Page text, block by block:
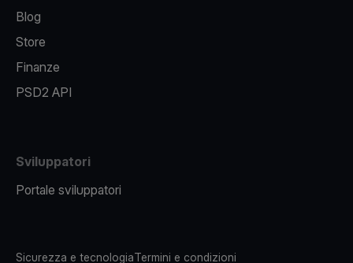
Blog
Store
Finanze
PSD2 API
Sviluppatori
Portale sviluppatori
Sicurezza e tecnologiaTermini e condizioni